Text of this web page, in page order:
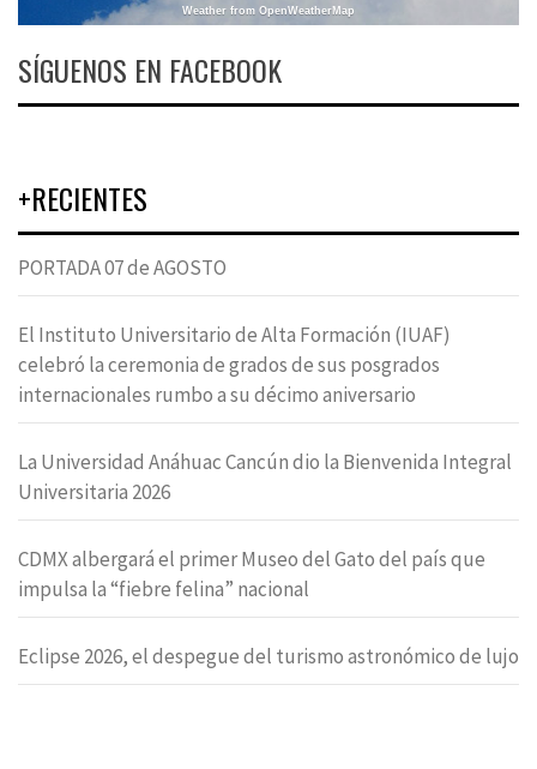
Weather from OpenWeatherMap
SÍGUENOS EN FACEBOOK
+RECIENTES
PORTADA 07 de AGOSTO
El Instituto Universitario de Alta Formación (IUAF)
celebró la ceremonia de grados de sus posgrados
internacionales rumbo a su décimo aniversario
La Universidad Anáhuac Cancún dio la Bienvenida Integral
Universitaria 2026
CDMX albergará el primer Museo del Gato del país que
impulsa la “fiebre felina” nacional
Eclipse 2026, el despegue del turismo astronómico de lujo